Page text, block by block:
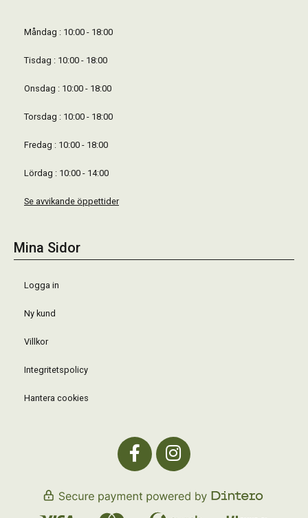
Måndag : 10:00 - 18:00
Tisdag : 10:00 - 18:00
Onsdag : 10:00 - 18:00
Torsdag : 10:00 - 18:00
Fredag : 10:00 - 18:00
Lördag : 10:00 - 14:00
Se avvikande öppettider
Mina Sidor
Logga in
Ny kund
Villkor
Integritetspolicy
Hantera cookies